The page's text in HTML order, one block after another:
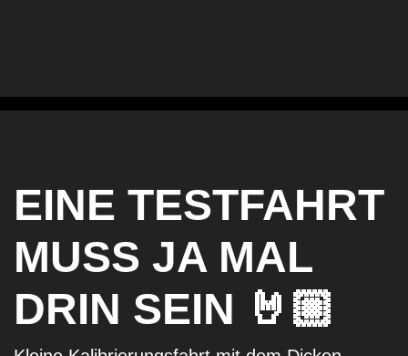
EINE TESTFAHRT
MUSS JA MAL
DRIN SEIN 🤘🏼